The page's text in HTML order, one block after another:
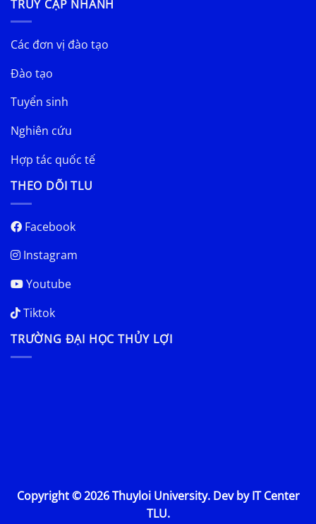
TRUY CẬP NHANH
Các đơn vị đào tạo
Đào tạo
Tuyển sinh
Nghiên cứu
Hợp tác quốc tế
THEO DÕI TLU
Facebook
Instagram
Youtube
Tiktok
TRƯỜNG ĐẠI HỌC THỦY LỢI
Copyright © 2026 Thuyloi University. Dev by IT Center
TLU.